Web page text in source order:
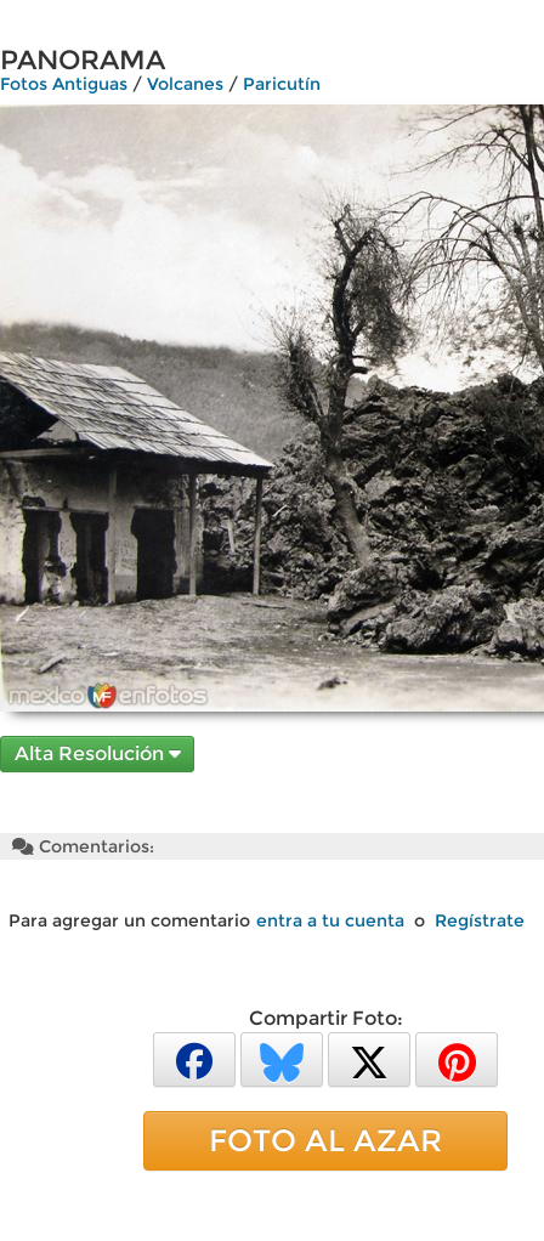
PANORAMA
Fotos Antiguas / Volcanes / Paricutín
Alta Resolución
Comentarios:
Para agregar un comentario entra a tu cuenta o Regístrate
Compartir Foto:
FOTO AL AZAR